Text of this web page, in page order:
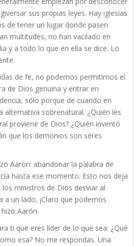
sus propias leyes. Hay iglesias
de tener un lugar donde pasen
multitudes, no han vacilado en
y a todo lo que en ella se dice. Lo
de fe, no podemos permitirnos el
de Dios genuina y entrar en
sólo porque de cuando en
alternativa sobrenatural. ¿Quién les
proviene de Dios? ¿Quién inventó
que los demonios son seres
Aarón: abandonar la palabra de
hasta ese momento. Esto nos deja
ministros de Dios desviar al
a un lado, ¡Claro que podemos
Aarón.
ti que eres líder de lo que sea: ¿Qué
esa? No me respondas. Una